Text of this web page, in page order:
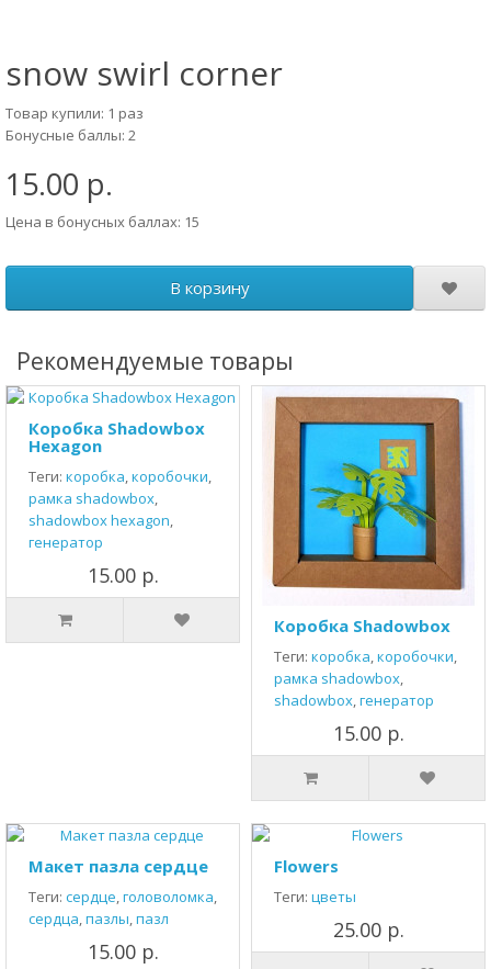
snow swirl corner
Товар купили: 1 раз
Бонусные баллы: 2
15.00 р.
Цена в бонусных баллах: 15
В корзину
Рекомендуемые товары
Коробка Shadowbox
Hexagon
Теги: коробка,коробочки,
рамка shadowbox,
shadowbox hexagon,
генератор
15.00 р.
Коробка Shadowbox
Теги: коробка,коробочки,
рамка shadowbox,
shadowbox,генератор
15.00 р.
Макет пазла сердце
Теги: сердце,головоломка,
сердца,пазлы,пазл
15.00 р.
Flowers
Теги: цветы
25.00 р.